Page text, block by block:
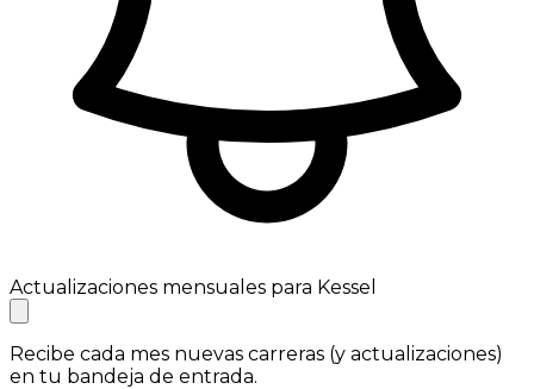
Actualizaciones mensuales para Kessel
Recibe cada mes nuevas carreras (y actualizaciones)
en tu bandeja de entrada.